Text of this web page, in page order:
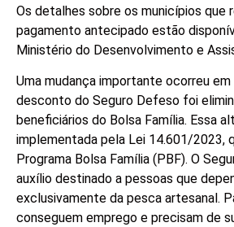
Os detalhes sobre os municípios que
pagamento antecipado estão
Ministério do Desenvolvimento e
Uma mudança importante ocorreu em
desconto do Seguro Defeso foi
beneficiários do Bolsa Família. Essa
implementada pela Lei 14.601/2023,
Programa Bolsa Família (PBF). O
auxílio destinado a pessoas que
exclusivamente da pesca artesanal.
conseguem emprego e precisam de